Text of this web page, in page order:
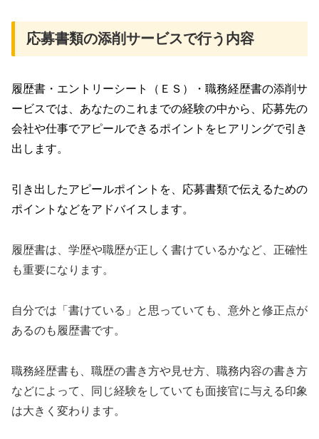
応募書類の添削サービスで行う内容
履歴書・エントリーシート（ＥＳ）・職務経歴書の添削サ
ービスでは、あなたのこれまでの経験の中から、応募先の
会社や仕事でアピールできるポイントをヒアリングで引き
出します。
引き出したアピールポイントを、応募書類で伝えるための
ポイントなどをアドバイスします。
履歴書は、学歴や職歴が正しく書けているかなど、正確性
も重要になります。
自分では「書けている」と思っていても、意外と修正点が
あるのも履歴書です。
職務経歴書も、職歴の書き方や見せ方、職務内容の書き方
などによって、同じ経験をしていても面接官に与える印象
は大きく変わります。